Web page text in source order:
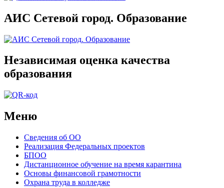
АИС Сетевой город. Образование
Независимая оценка качества
образования
Меню
Сведения об ОО
Реализация Федеральных проектов
БПОО
Дистанционное обучение на время карантина
Основы финансовой грамотности
Охрана труда в колледже